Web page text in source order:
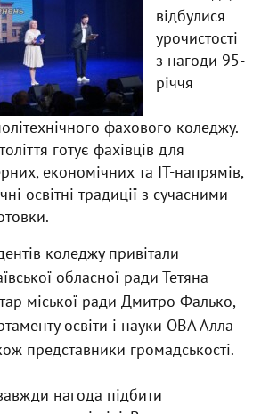
відбулися
урочистості
з нагоди 95-
річчя
фахового коледжу.
готує фахівців для
економічних та ІТ-напрямів,
освітні традиції з сучасними
коледжу привітали
обласної ради Тетяна
міської ради Дмитро Фалько,
освіти і науки ОВА Алла
представники громадськості.
нагода підбити